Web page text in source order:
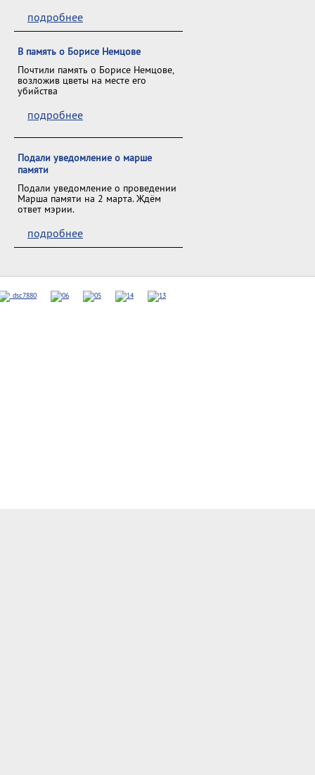
подробнее
В память о Борисе Немцове
Почтили память о Борисе Немцове,
возложив цветы на месте его
убийства
подробнее
Подали уведомление о марше
памяти
Подали уведомление о проведении
Марша памяти на 2 марта. Ждём
ответ мэрии.
подробнее